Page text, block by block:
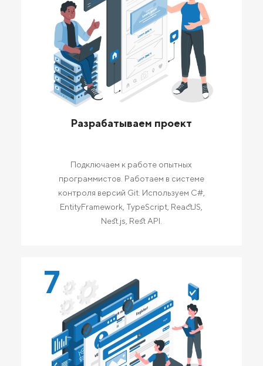
Разрабатываем проект
Подключаем к работе опытных
программистов. Работаем в системе
контроля версий Git. Используем C#,
EntityFramework, TypeScript, ReactJS,
Nest.js, Rest API.
7